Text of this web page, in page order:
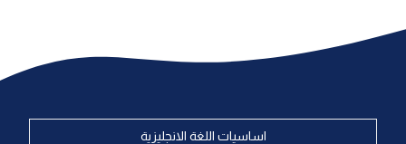
اساسيات اللغة الانجليزية